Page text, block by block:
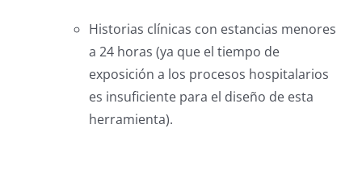
Historias clínicas con estancias menores
a 24 horas (ya que el tiempo de
exposición a los procesos hospitalarios
es insuficiente para el diseño de esta
herramienta).